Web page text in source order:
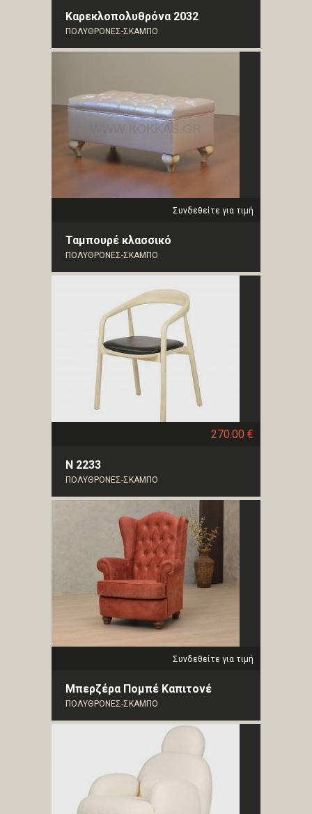
Καρεκλοπολυθρόνα 2032
ΠΟΛΥΘΡΟΝΕΣ-ΣΚΑΜΠΟ
Συνδεθείτε για τιμή
Ταμπουρέ κλασσικό
ΠΟΛΥΘΡΟΝΕΣ-ΣΚΑΜΠΟ
270.00 €
Ν 2233
ΠΟΛΥΘΡΟΝΕΣ-ΣΚΑΜΠΟ
Συνδεθείτε για τιμή
Μπερζέρα Πομπέ Καπιτονέ
ΠΟΛΥΘΡΟΝΕΣ-ΣΚΑΜΠΟ